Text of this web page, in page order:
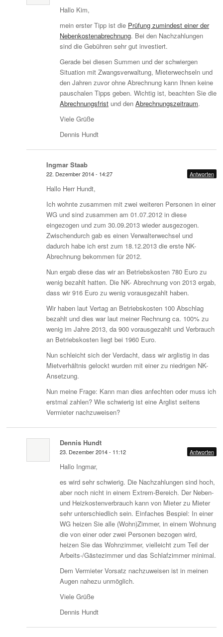
Hallo Kim,
mein erster Tipp ist die Prüfung zumindest einer der
Nebenkostenabrechnung. Bei den Nachzahlungen
sind die Gebühren sehr gut investiert.
Gerade bei diesen Summen und der schwiergen
Situation mit Zwangsverwaltung, Mieterwechseln und
den Jahren zuvor ohne Abrechnung kann Ihnen keine
pauschalen Tipps geben. Wichtig ist, beachten Sie die
Abrechnungsfrist und den Abrechnungszeitraum.
Viele Grüße
Dennis Hundt
Ingmar Staab
22. Dezember 2014 - 14:27 Antworten
Hallo Herr Hundt,
Ich wohnte zusammen mit zwei weiteren Personen in einer
WG und sind zusammen am 01.07.2012 in diese
eingezogen und zum 30.09.2013 wieder ausgezogen.
Zwischendurch gab es einen Verwalterwechsel und
dadurch habe ich erst zum 18.12.2013 die erste NK-
Abrechnung bekommen für 2012.
Nun ergab diese das wir an Betriebskosten 780 Euro zu
wenig bezahlt hatten. Die NK- Abrechnung von 2013 ergab,
dass wir 916 Euro zu wenig vorausgezahlt haben.
Wir haben laut Vertag an Betriebskosten 100 Abschlag
bezahlt und dies war laut meiner Rechnung ca. 100% zu
wenig im Jahre 2013, da 900 vorausgezahlt und Verbrauch
an Betriebskosten liegt bei 1960 Euro.
Nun schleicht sich der Verdacht, dass wir arglistig in das
Mietverhältnis gelockt wurden mit einer zu niedrigen NK-
Ansetzung.
Nun meine Frage: Kann man dies anfechten oder muss ich
erstmal zahlen? Wie schwierig ist eine Arglist seitens
Vermieter nachzuweisen?
Dennis Hundt
23. Dezember 2014 - 11:12 Antworten
Hallo Ingmar,
es wird sehr schwierig. Die Nachzahlungen sind hoch,
aber noch nicht in einem Extrem-Bereich. Der Neben-
und Heizkostenverbrauch kann von Mieter zu Mieter
sehr unterschiedlich sein. Einfaches Bespiel: In einer
WG heizen Sie alle (Wohn)Zimmer, in einem Wohnung
die von einer oder zwei Personen bezogen wird,
heizen Sie das Wohnzimmer, vielleicht zum Teil der
Arbeits-/Gästezimmer und das Schlafzimmer minimal.
Dem Vermieter Vorsatz nachzuweisen ist in meinen
Augen nahezu unmöglich.
Viele Grüße
Dennis Hundt